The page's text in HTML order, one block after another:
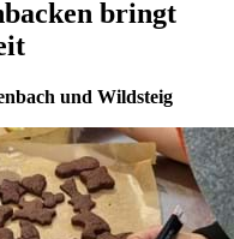
bringt
und Wildsteig